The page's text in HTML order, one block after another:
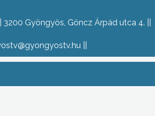
3200 Gyöngyös, Göncz Árpád utca 4.